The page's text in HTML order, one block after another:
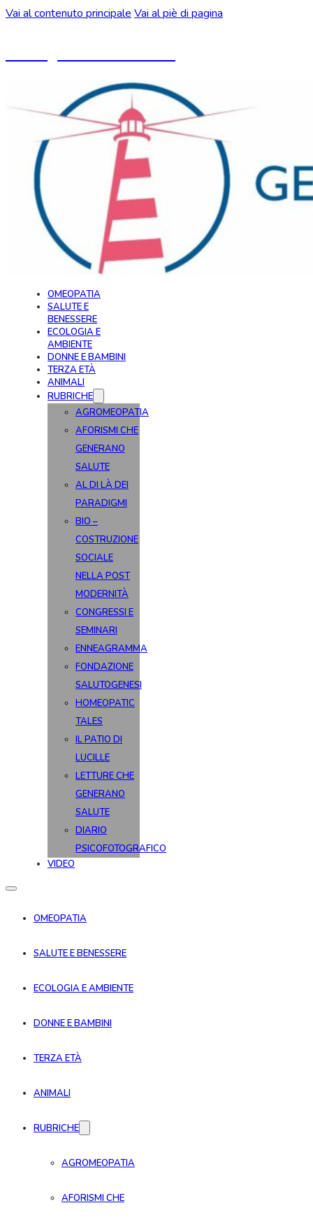
Vai al contenuto principale Vai al piè di pagina
OMEOPATIA
SALUTE E
BENESSERE
ECOLOGIA E
AMBIENTE
DONNE E BAMBINI
TERZA ETÀ
ANIMALI
RUBRICHE
AGROMEOPATIA
AFORISMI CHE
GENERANO
SALUTE
AL DI LÀ DEI
PARADIGMI
BIO –
COSTRUZIONE
SOCIALE
NELLA POST
MODERNITÀ
CONGRESSI E
SEMINARI
ENNEAGRAMMA
FONDAZIONE
SALUTOGENESI
HOMEOPATIC
TALES
IL PATIO DI
LUCILLE
LETTURE CHE
GENERANO
SALUTE
DIARIO
PSICOFOTOGRAFICO
VIDEO
OMEOPATIA
SALUTE E BENESSERE
ECOLOGIA E AMBIENTE
DONNE E BAMBINI
TERZA ETÀ
ANIMALI
RUBRICHE
AGROMEOPATIA
AFORISMI CHE